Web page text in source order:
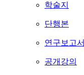
학술지
단행본
연구보고서
공개강의